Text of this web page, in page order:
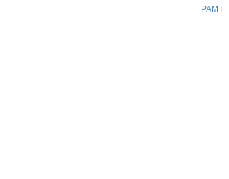
РАМТ